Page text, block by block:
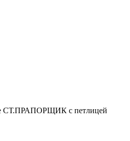
СТ.ПРАПОРЩИК с петлицей